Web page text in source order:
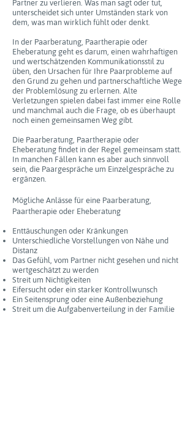
Partner zu verlieren. Was man sagt oder tut,
unterscheidet sich unter Umständen stark von
dem, was man wirklich fühlt oder denkt.
In der Paarberatung, Paartherapie oder
Eheberatung geht es darum, einen wahrhaftigen
und wertschätzenden Kommunikationsstil zu
üben, den Ursachen für Ihre Paarprobleme auf
den Grund zu gehen und partnerschaftliche Wege
der Problemlösung zu erlernen. Alte
Verletzungen spielen dabei fast immer eine Rolle
und manchmal auch die Frage, ob es überhaupt
noch einen gemeinsamen Weg gibt.
Die Paarberatung, Paartherapie oder
Eheberatung findet in der Regel gemeinsam statt.
In manchen Fällen kann es aber auch sinnvoll
sein, die Paargespräche um Einzelgespräche zu
ergänzen.
Mögliche Anlässe für eine Paarberatung,
Paartherapie oder Eheberatung
Enttäuschungen oder Kränkungen
Unterschiedliche Vorstellungen von Nähe und
Distanz
Das Gefühl, vom Partner nicht gesehen und nicht
wertgeschätzt zu werden
Streit um Nichtigkeiten
Eifersucht oder ein starker Kontrollwunsch
Ein Seitensprung oder eine Außenbeziehung
Streit um die Aufgabenverteilung in der Familie